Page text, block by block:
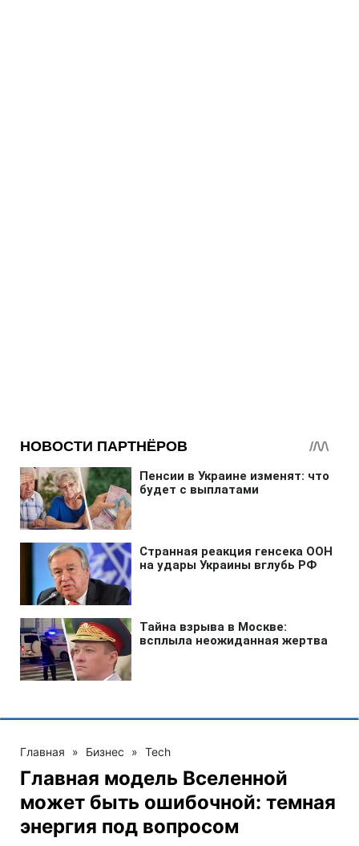
Главная » Бизнес » Tech
Главная модель Вселенной
может быть ошибочной: темная
энергия под вопросом